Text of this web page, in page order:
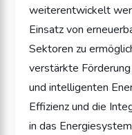
weiterentwickelt
Einsatz von
Sektoren zu
verstärkte
und intelligenten
Effizienz und die
in das